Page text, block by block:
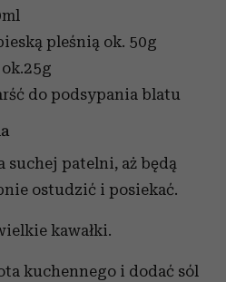
pleśnią ok. 50g
ok.25g
do podsypania blatu
suchej patelni, aż będą
ostudzić i posiekać.
kawałki.
kuchennego i dodać sól